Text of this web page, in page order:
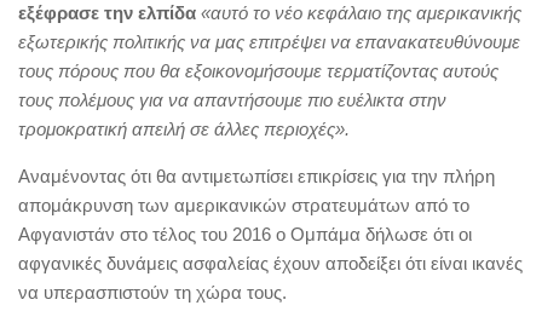
εξέφρασε την ελπίδα «αυτό το νέο κεφάλαιο της αμερικανικής
εξωτερικής πολιτικής να μας επιτρέψει να επανακατευθύνουμε
τους πόρους που θα εξοικονομήσουμε τερματίζοντας αυτούς
τους πολέμους για να απαντήσουμε πιο ευέλικτα στην
τρομοκρατική απειλή σε άλλες περιοχές».
Αναμένοντας ότι θα αντιμετωπίσει επικρίσεις για την πλήρη
απομάκρυνση των αμερικανικών στρατευμάτων από το
Αφγανιστάν στο τέλος του 2016 ο Ομπάμα δήλωσε ότι οι
αφγανικές δυνάμεις ασφαλείας έχουν αποδείξει ότι είναι ικανές
να υπερασπιστούν τη χώρα τους.